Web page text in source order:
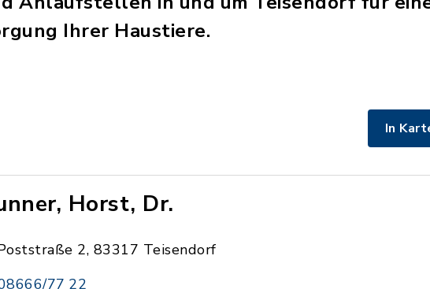
Ihrer Haustiere.
In
Horst, Dr.
2, 83317 Teisendorf
77 22